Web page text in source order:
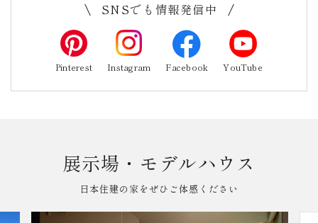
SNSでも情報発信中
Pinterest Instagram Facebook YouTube
展示場・モデルハウス
日本住建の家をぜひご体感ください